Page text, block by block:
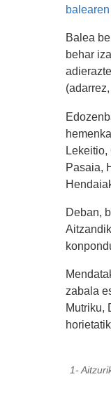
Balea
behar
Lekeitio,
Pasaia,
Deban,
zabala
Mutriku,
1-